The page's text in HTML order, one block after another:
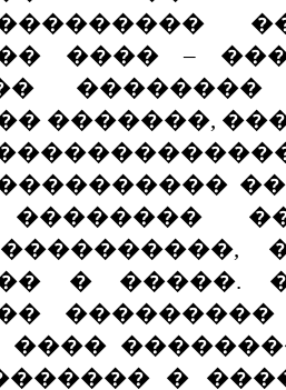
���� –
��������
�������,
��������
� �����.
����
�